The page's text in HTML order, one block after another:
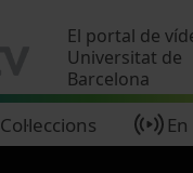
El portal de
Universitat de
Barcelona
Col·leccions